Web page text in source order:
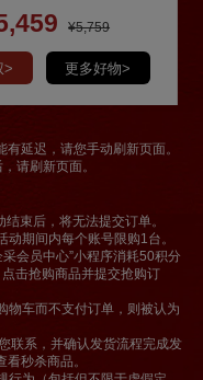
¥5,759
> 更多好物>
延迟，请您手动刷新页面。
请刷新页面。
束后，将无法提交订单。
期间内每个账号限购1台。
会员中心”小程序消耗50积分
击抢购商品并提交抢购订
物车而不支付订单，则被认为
联系，并确认发货流程完成发
秒杀商品。